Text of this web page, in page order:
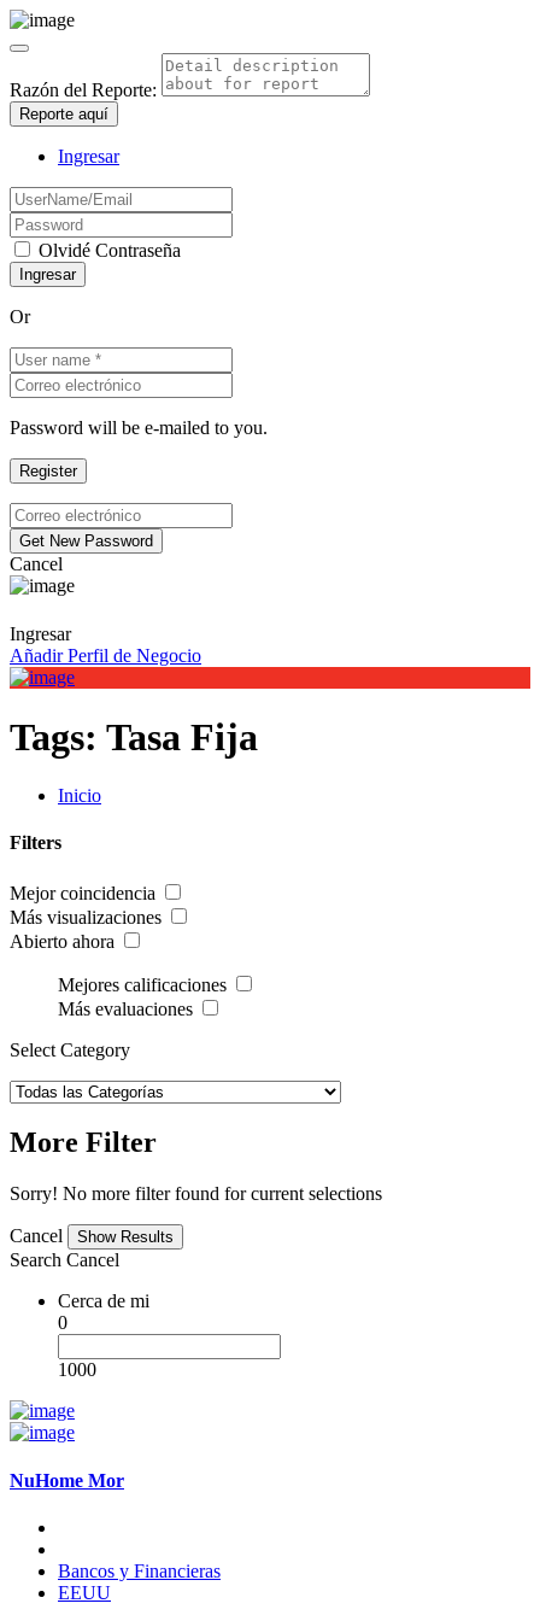
Razón del Reporte:
Reporte aquí
Ingresar
Olvidé Contraseña
Or
Password will be e-mailed to you.
Cancel
Ingresar
Añadir Perfil de Negocio
Tags: Tasa Fija
Inicio
Filters
Mejor coincidencia
Más visualizaciones
Abierto ahora
Mejores calificaciones
Más evaluaciones
Select Category
More Filter
Sorry! No more filter found for current selections
Cancel
Search Cancel
Cerca de mi
0
1000
NuHome Mor
Bancos y Financieras
EEUU